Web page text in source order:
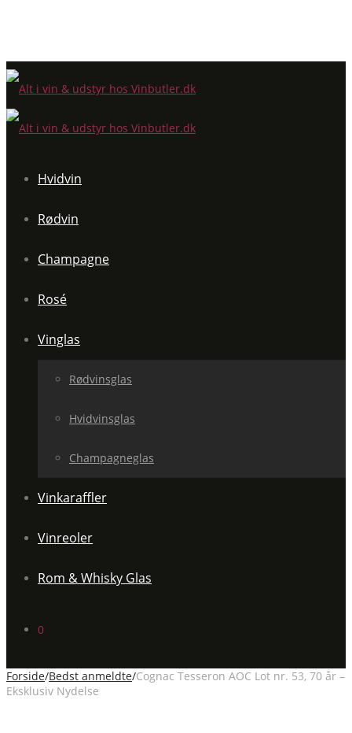
Hvidvin
Rødvin
Champagne
Rosé
Vinglas
Rødvinsglas
Hvidvinsglas
Champagneglas
Vinkaraffler
Vinreoler
Rom & Whisky Glas
0
Forside/Bedst anmeldte/Cognac Tesseron AOC Lot nr. 53, 70 år –
Eksklusiv Nydelse